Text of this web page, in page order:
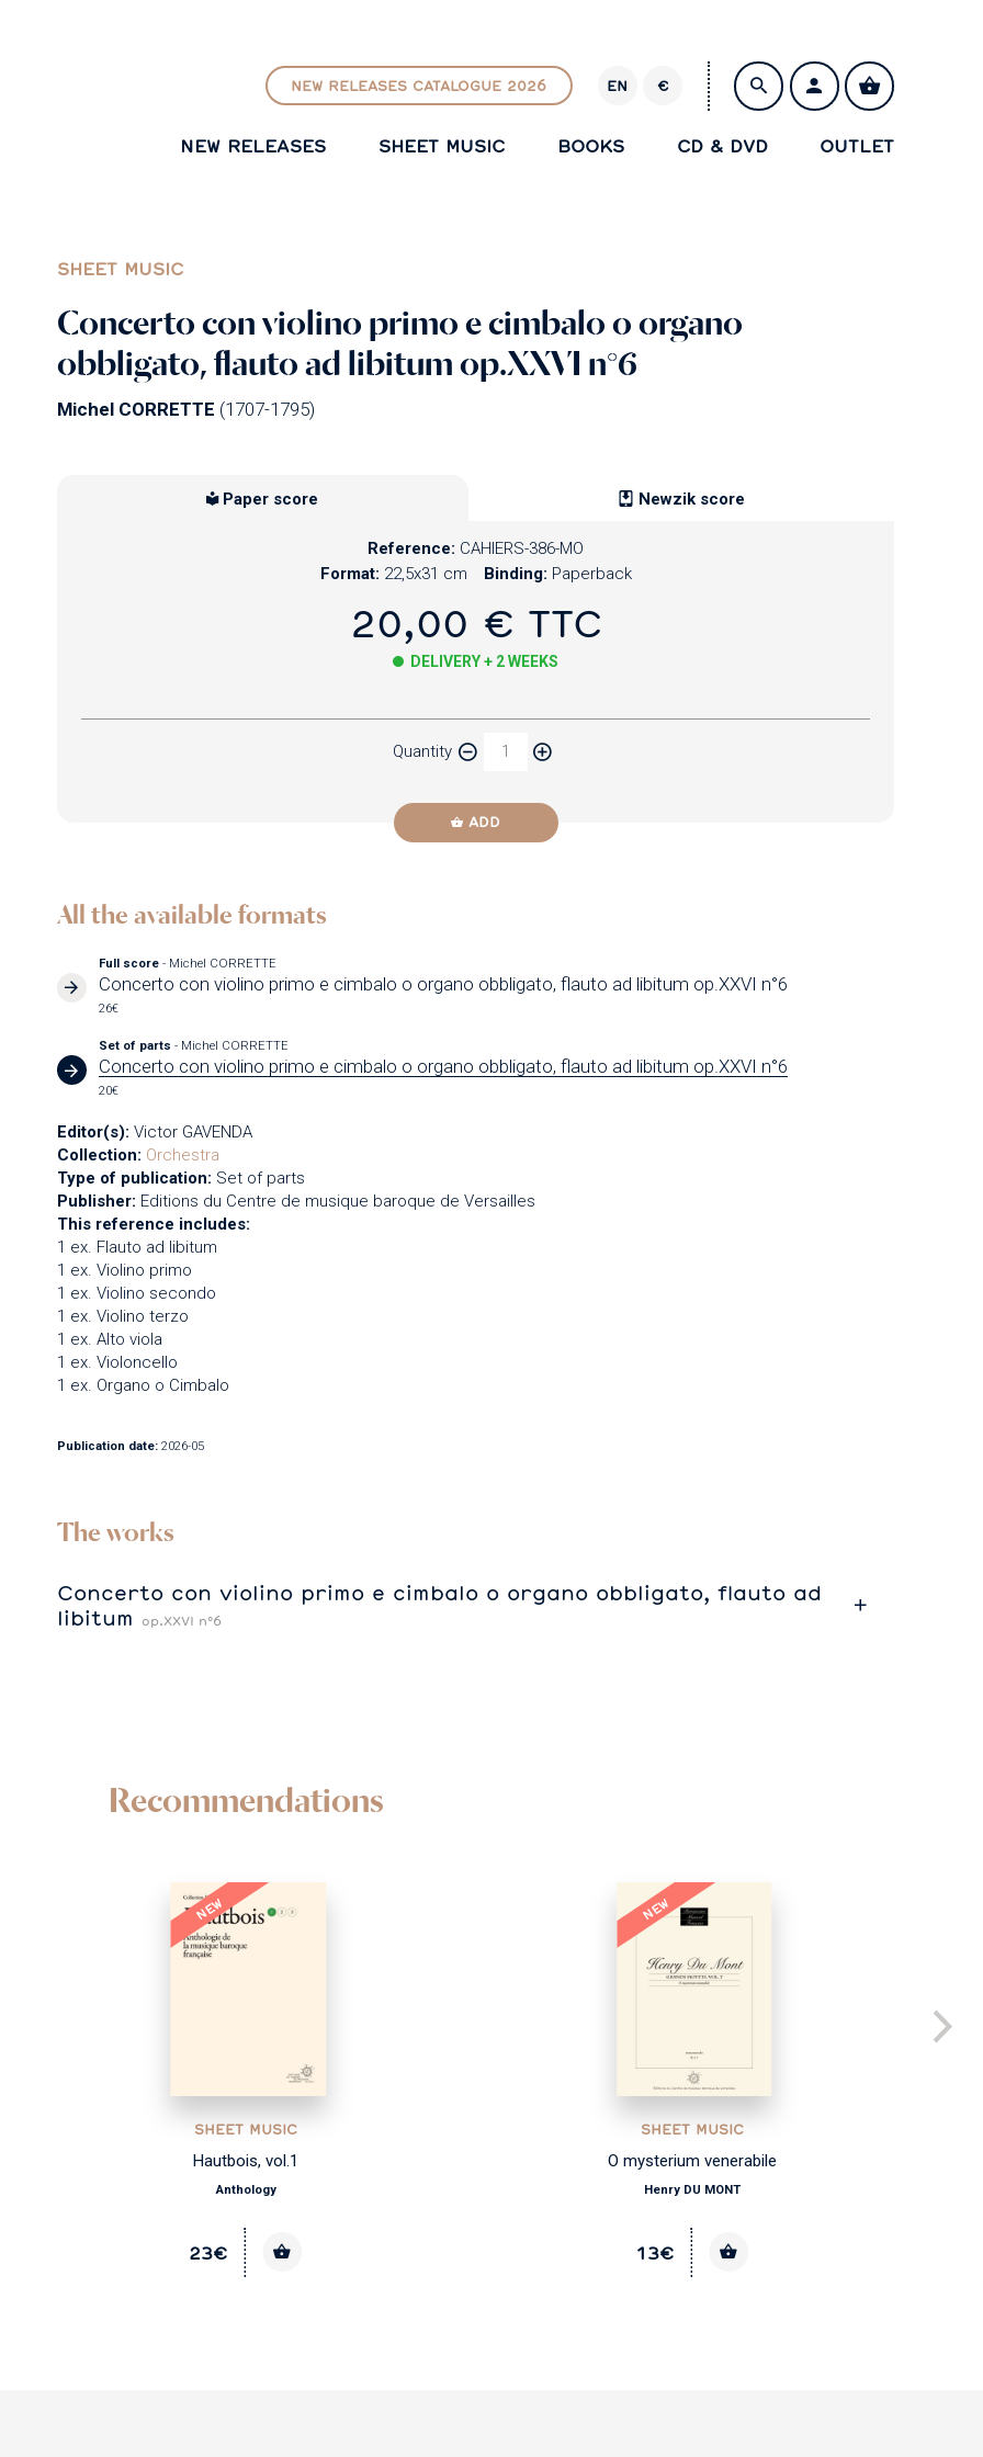
NEW RELEASES CATALOGUE 2026 EN
R
€
NEW RELEASES SHEET MUSIC BOOKS CD & DVD OUTLET
SHEET MUSIC
Concerto con violino primo e cimbalo o organo
obbligato, flauto ad libitum op.XXVI n°6
Michel CORRETTE (1707-1795)
Paper score Newzik score
Reference: CAHIERS-386-MO
Format: 22,5x31 cm Binding: Paperback
20,00 € TTC
DELIVERY + 2 WEEKS
Quantity
ADD
All the available formats
Full score- Michel CORRETTE
Concerto con violino primo e cimbalo o organo obbligato, flauto ad libitum op.XXVI n°6
26€
Set of parts- Michel CORRETTE
Concerto con violino primo e cimbalo o organo obbligato, flauto ad libitum op.XXVI n°6
20€
Editor(s): Victor GAVENDA
Collection: Orchestra
Type of publication: Set of parts
Publisher: Editions du Centre de musique baroque de Versailles
This reference includes:
1 ex. Flauto ad libitum
1 ex. Violino primo
1 ex. Violino secondo
1 ex. Violino terzo
1 ex. Alto viola
1 ex. Violoncello
1 ex. Organo o Cimbalo
Publication date: 2026-05
The works
Concerto con violino primo e cimbalo o organo obbligato, flauto ad
libitum
op.XXVI n°6
Recommendations
NEW
SHEET MUSIC
Hautbois, vol.1
Anthology
23€
NEW
SHEET MUSIC
O mysterium venerabile
Henry DU MONT
13€